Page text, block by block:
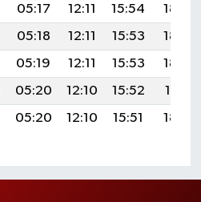
05:17 12:11 15:54
18:55
05:18 12:11 15:53
18:54
05:19 12:11 15:53
18:52
05:20 12:10 15:52
18:51
05:20 12:10 15:51 18:50